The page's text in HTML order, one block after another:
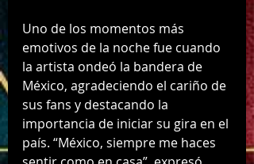
Uno de los momentos más
emotivos de la noche fue cuando
la artista ondeó la bandera de
México, agradeciendo el cariño de
sus fans y destacando la
importancia de iniciar su gira en el
país. “México, siempre me haces